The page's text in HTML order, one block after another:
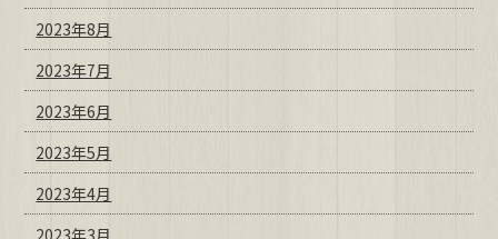
2023年8月
2023年7月
2023年6月
2023年5月
2023年4月
2023年3月